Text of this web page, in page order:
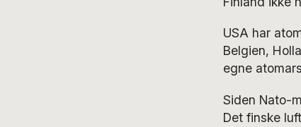
USA har
Belgien,
egne
Siden Nato-
Det finske